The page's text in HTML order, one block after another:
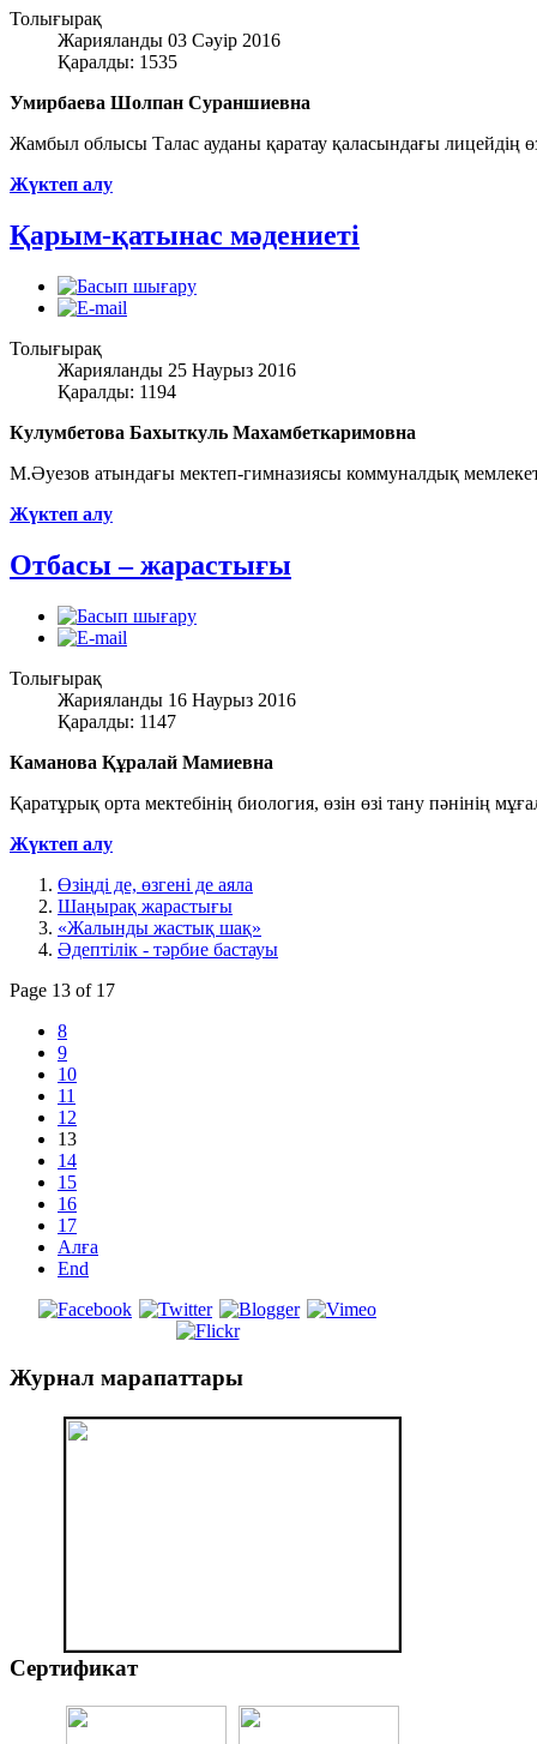
Толығырақ
Жарияланды 03 Сәуір 2016
Қаралды: 1535
Умирбаева Шолпан Сураншиевна
Жамбыл облысы Талас ауданы қаратау қаласындағы лицейдің
Жүктеп алу
Қарым-қатынас мәдениеті
Толығырақ
Жарияланды 25 Наурыз 2016
Қаралды: 1194
Кулумбетова Бахыткуль Махамбеткаримовна
М.Әуезов атындағы мектеп-гимназиясы коммуналдық
Жүктеп алу
Отбасы – жарастығы
Толығырақ
Жарияланды 16 Наурыз 2016
Қаралды: 1147
Каманова Құралай Мамиевна
Қаратұрық орта мектебінің биология, өзін өзі тану пәнінің
Жүктеп алу
Өзіңді де, өзгені де аяла
Шаңырақ жарастығы
«Жалынды жастық шақ»
Әдептілік - тәрбие бастауы
Page 13 of 17
8
9
10
11
12
13
14
15
16
17
Алға
End
Журнал марапаттары
Сертификат